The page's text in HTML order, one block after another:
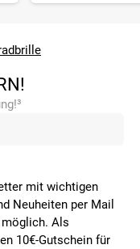
mit wichtigen
Neuheiten per Mail
Als
10€-Gutschein für